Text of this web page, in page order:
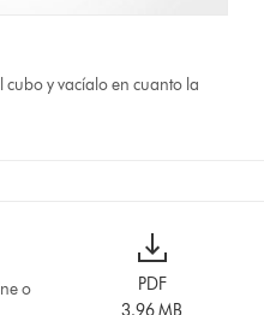
cubo y vacíalo en cuanto la
o
PDF
3.96 MB